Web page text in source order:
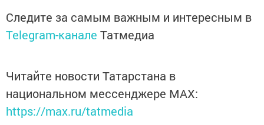
Следите за самым важным и интересным в
Telegram-канале Татмедиа
Читайте новости Татарстана в
национальном мессенджере MАХ:
https://max.ru/tatmedia